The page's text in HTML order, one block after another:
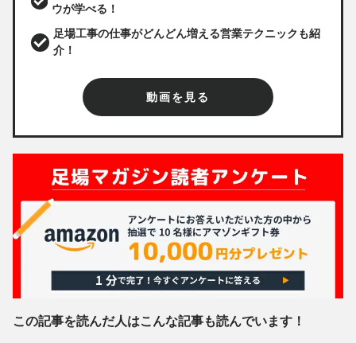
ウが学べる！
足場工事の仕事がどんどん増える営業テクニックも紹
介！
動画を見る
この記事を読んだ人はこんな記事も読んでいます！